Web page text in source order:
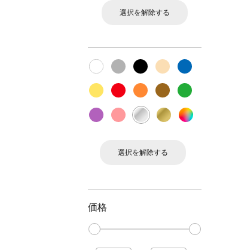
選択を解除する
選択を解除する
価格